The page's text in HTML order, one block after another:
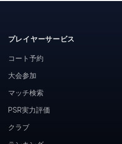
プレイヤーサービス
コート予約
大会参加
マッチ検索
PSR実力評価
クラブ